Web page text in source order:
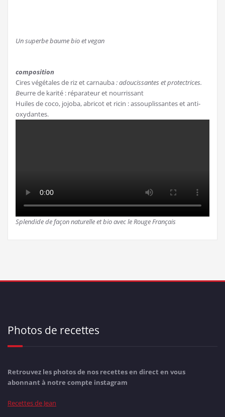
Un superbe baume bio et vegan
composition
Cires végétales de riz et carnauba: adoucissantes et protectrices.
Beurre de karité : réparateur et nourrissant
Huiles de coco, jojoba, abricot et ricin : assouplissantes et anti-
oxydantes.
Splendide de façon naturelle et bio avec le Rouge Français
Photos de recettes
Retrouvez les photos de nos recettes en direct en vous
abonnant à notre compte instagram
Recettes de Jean